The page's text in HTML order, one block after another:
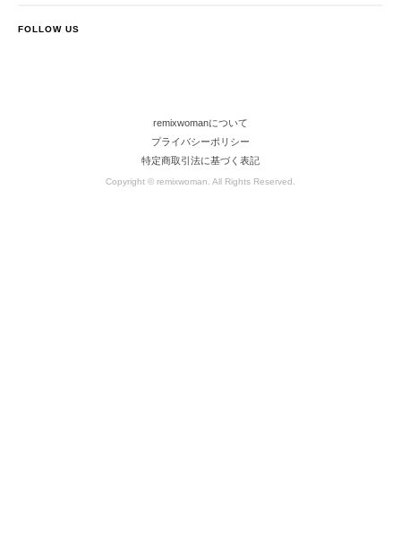
FOLLOW US
remixwomanについて
プライバシーポリシー
特定商取引法に基づく表記
Copyright © remixwoman. All Rights Reserved.